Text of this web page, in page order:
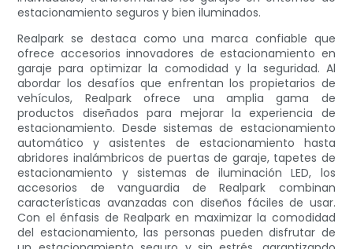
estacionamiento seguros y bien iluminados.
Realpark se destaca como una marca confiable que
ofrece accesorios innovadores de estacionamiento en
garaje para optimizar la comodidad y la seguridad. Al
abordar los desafíos que enfrentan los propietarios de
vehículos, Realpark ofrece una amplia gama de
productos diseñados para mejorar la experiencia de
estacionamiento. Desde sistemas de estacionamiento
automático y asistentes de estacionamiento hasta
abridores inalámbricos de puertas de garaje, tapetes de
estacionamiento y sistemas de iluminación LED, los
accesorios de vanguardia de Realpark combinan
características avanzadas con diseños fáciles de usar.
Con el énfasis de Realpark en maximizar la comodidad
del estacionamiento, las personas pueden disfrutar de